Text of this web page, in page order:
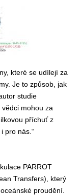
které se udílejí za
Je to způsob, jak
studie
vědci mohou za
příchuť z
pro nás.“
PARROT
Transfers), který
proudění.